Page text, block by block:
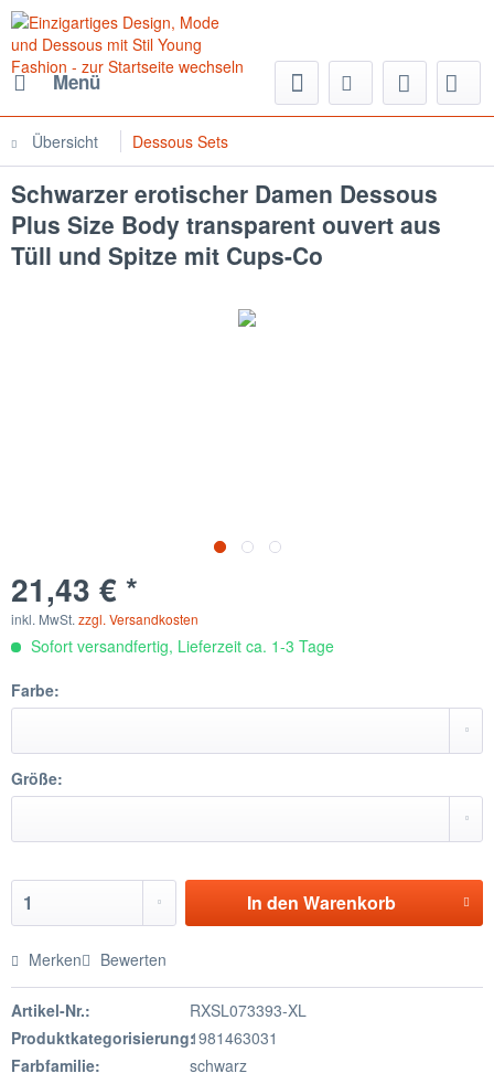
Menü
Übersicht Dessous Sets
Schwarzer erotischer Damen Dessous
Plus Size Body transparent ouvert aus
Tüll und Spitze mit Cups-Co
21,43 € *
inkl. MwSt. zzgl. Versandkosten
Sofort versandfertig, Lieferzeit ca. 1-3 Tage
Farbe:
Größe:
In den Warenkorb
Merken Bewerten
Artikel-Nr.:
RXSL073393-XL
Produktkategorisierung:1981463031
Farbfamilie:
schwarz